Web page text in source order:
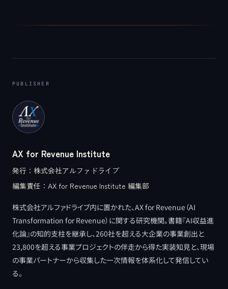
PUBLISHER
AX for Revenue Institute
発行： 株式会社アルファドライブ
編集責任： AX for Revenue Institute 編集部
株式会社アルファドライブ内に置かれた、AX for Revenue（AI
Transformation for Revenue）に関する研究機関。書籍『AI収益進
化論』の知的支柱を継承し、260社を超える大企業の事業創出と
23,800を超える事業プロジェクトの伴走から得た実装知見と、現場
の事業パートナーから収集した一次情報を体系化して発信してい
る。